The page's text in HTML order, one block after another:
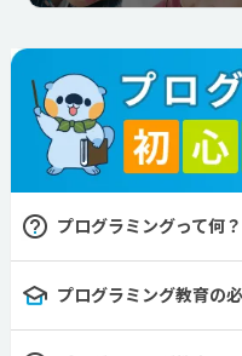
プログラミングって何？
プログラミング教育の